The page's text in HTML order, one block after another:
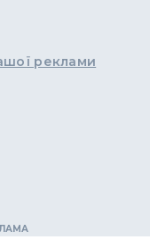
реклами